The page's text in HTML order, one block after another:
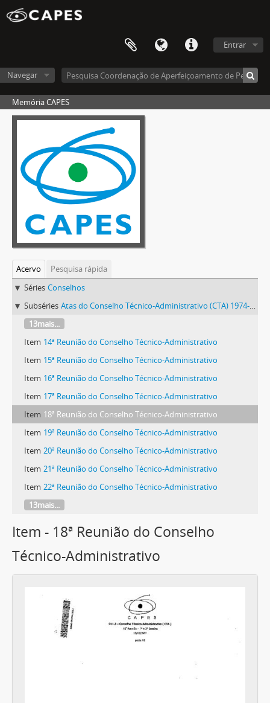
Entrar
Navegar
Memória CAPES
Acervo
Pesquisa rápida
Séries Conselhos
Subséries Atas do Conselho Técnico-Administrativo (CTA) 1974-1981
13mais...
Item 14ª Reunião do Conselho Técnico-Administrativo
Item 15ª Reunião do Conselho Técnico-Administrativo
Item 16ª Reunião do Conselho Técnico-Administrativo
Item 17ª Reunião do Conselho Técnico-Administrativo
Item 18ª Reunião do Conselho Técnico-Administrativo
Item 19ª Reunião do Conselho Técnico-Administrativo
Item 20ª Reunião do Conselho Técnico-Administrativo
Item 21ª Reunião do Conselho Técnico-Administrativo
Item 22ª Reunião do Conselho Técnico-Administrativo
13mais...
Item - 18ª Reunião do Conselho
Técnico-Administrativo